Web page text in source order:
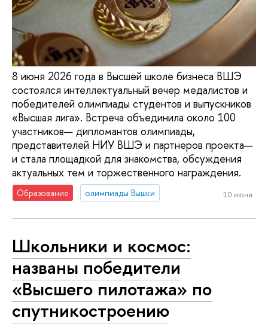
8 июня 2026 года в Высшей школе бизнеса ВШЭ
состоялся интеллектуальный вечер медалистов и
победителей олимпиады студентов и выпускников
«Высшая лига». Встреча объединила около 100
участников— дипломантов олимпиады,
представителей НИУ ВШЭ и партнеров проекта—
и стала площадкой для знакомства, обсуждения
актуальных тем и торжественного награждения.
Образование олимпиады Вышки 10 июня
Школьники и космос:
названы победители
«Высшего пилотажа» по
спутникостроению